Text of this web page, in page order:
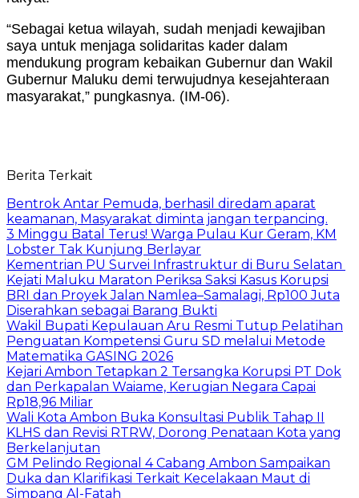
“Sebagai ketua wilayah, sudah menjadi kewajiban
saya untuk menjaga solidaritas kader dalam
mendukung program kebaikan Gubernur dan Wakil
Gubernur Maluku demi terwujudnya kesejahteraan
masyarakat,” pungkasnya. (IM-06).
Berita Terkait
Bentrok Antar Pemuda, berhasil diredam aparat
keamanan, Masyarakat diminta jangan terpancing.
3 Minggu Batal Terus! Warga Pulau Kur Geram, KM
Lobster Tak Kunjung Berlayar
Kementrian PU Survei Infrastruktur di Buru Selatan
Kejati Maluku Maraton Periksa Saksi Kasus Korupsi
BRI dan Proyek Jalan Namlea–Samalagi, Rp100 Juta
Diserahkan sebagai Barang Bukti
Wakil Bupati Kepulauan Aru Resmi Tutup Pelatihan
Penguatan Kompetensi Guru SD melalui Metode
Matematika GASING 2026
Kejari Ambon Tetapkan 2 Tersangka Korupsi PT Dok
dan Perkapalan Waiame, Kerugian Negara Capai
Rp18,96 Miliar
Wali Kota Ambon Buka Konsultasi Publik Tahap II
KLHS dan Revisi RTRW, Dorong Penataan Kota yang
Berkelanjutan
GM Pelindo Regional 4 Cabang Ambon Sampaikan
Duka dan Klarifikasi Terkait Kecelakaan Maut di
Simpang Al-Fatah